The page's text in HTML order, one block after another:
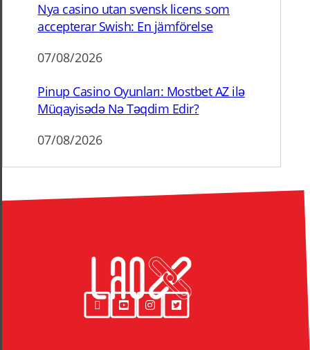
Nya casino utan svensk licens som
accepterar Swish: En jämförelse
07/08/2026
Pinup Casino Oyunları: Mostbet AZ ilə
Müqayisədə Nə Təqdim Edir?
07/08/2026